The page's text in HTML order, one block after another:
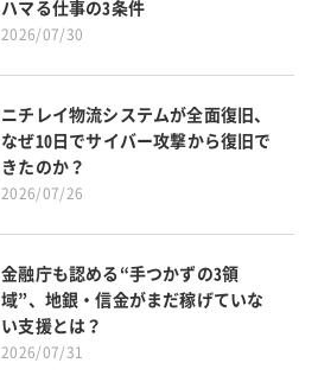
ハマる仕事の3条件
2026/07/30
ニチレイ物流システムが全面復旧、
なぜ10日でサイバー攻撃から復旧で
きたのか？
2026/07/26
金融庁も認める“手つかずの3領
域”、地銀・信金がまだ稼げていな
い支援とは？
2026/07/31